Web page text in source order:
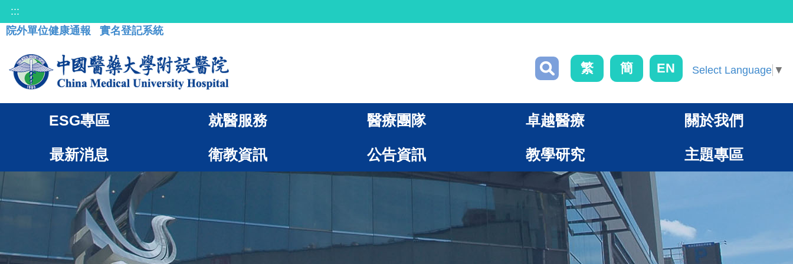
:::
院外單位健康通報
實名登記系統
繁 簡 EN Select Language ▼
ESG專區 就醫服務 醫療團隊 卓越醫療 關於我們
最新消息 衛教資訊 公告資訊 教學研究 主題專區